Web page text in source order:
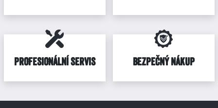
PROFESIONÁLNÍ SERVIS BEZPEČNÝ NÁKUP